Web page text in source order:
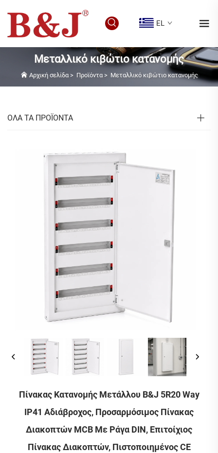
EL
Μεταλλικό κιβώτιο κατανομής
Αρχική σελίδα> Προϊόντα> Μεταλλικό κιβώτιο κατανομής
ΟΛΑ ΤΑ ΠΡΟΪΟΝΤΑ
Πίνακας Κατανομής Μετάλλου B&J 5R20 Way
IP41 Αδιάβροχος, Προσαρμόσιμος Πίνακας
Διακοπτών MCB Με Ράγα DIN, Επιτοίχιος
Πίνακας Διακοπτών, Πιστοποιημένος CE